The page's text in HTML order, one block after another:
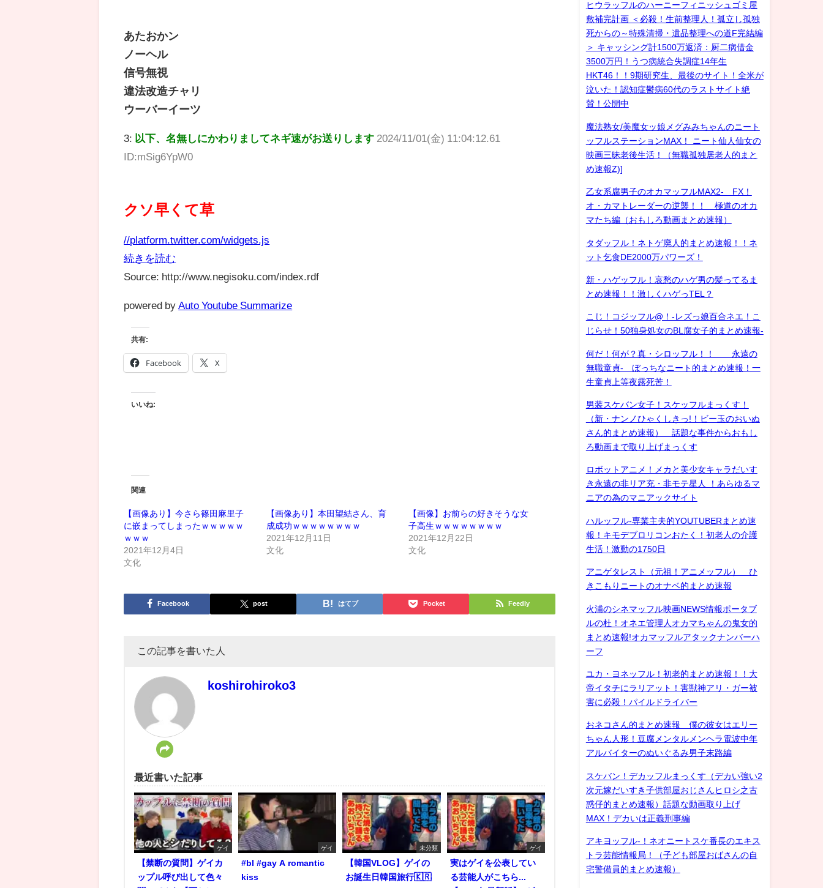
あたおかン
ノーヘル
信号無視
違法改造チャリ
ウーバーイーツ
3: 以下、名無しにかわりましてネギ速がお送りします 2024/11/01(金) 11:04:12.61
ID:mSig6YpW0
クソ早くて草
//platform.twitter.com/widgets.js
続きを読む
Source: http://www.negisoku.com/index.rdf
powered by Auto Youtube Summarize
共有:
Facebook X
いいね:
関連
【画像あり】今さら篠田麻里子
に嵌まってしまったｗｗｗｗｗ
ｗｗｗ
2021年12月4日
文化
【画像あり】本田望結さん、育
成成功ｗｗｗｗｗｗｗｗ
2021年12月11日
文化
【画像】お前らの好きそうな女
子高生ｗｗｗｗｗｗｗｗ
2021年12月22日
文化
Facebook post はてブ Pocket Feedly
この記事を書いた人
koshirohiroko3
最近書いた記事
ゲイ
【禁断の質問】ゲイカ
ップル呼び出して色々
ゲイ
#bl #gay A romantic
kiss
未分類
【韓国VLOG】ゲイの
お誕生日韓国旅行🇰🇷
ゲイ
実はゲイを公表してい
る芸能人がこちら...
ヒウラッフルのハーニーフィニッシュゴミ屋
敷補完計画 ＜必殺！生前整理人！孤立し孤独
死からの～特殊清掃・遺品整理への道F完結編
＞ キャッシング計1500万返済：厨二病借金
3500万円！うつ病統合失調症14年生
HKT46！！9期研究生、最後のサイト！全米が
泣いた！認知症鬱病60代のラストサイト絶
賛！公開中
魔法熟女/美魔女ッ娘メグみみちゃんのニート
ッフルステーションMAX！ ニート仙人仙女の
映画三昧老後生活！（無職孤独居老人的まと
め速報Z)]
乙女系腐男子のオカマッフルMAX2- FX！
オ・カマトレーダーの逆襲！！ 極道のオカ
マたち編（おもしろ動画まとめ速報）
タダッフル！ネトゲ廃人的まとめ速報！！ネ
ット乞食DE2000万パワーズ！
新・ハゲッフル！哀愁のハゲ男の髪ってるま
とめ速報！！激しくハゲっTEL？
こじ！コジッフル@！-レズっ娘百合ネエ！こ
じらせ！50独身処女のBL腐女子的まとめ速報-
何だ！何が？真・シロッフル！！ 永遠の
無職童貞- ぼっちなニート的まとめ速報！一
生童貞上等夜露死苦！
男装スケバン女子！スケッフルまっくす！
（新・ナンノひゃくしきっ!！ビー玉のおいぬ
さん的まとめ速報） 話題な事件からおもし
ろ動画まで取り上げまっくす
ロボットアニメ！メカと美少女キャラだいす
き永遠の非リア充・非モテ星人 ！あらゆるマ
ニアの為のマニアックサイト
ハルッフル-専業主夫的YOUTUBERまとめ速
報！キモデブロリコンおたく！初老人の介護
生活！激動の1750日
アニゲタレスト（元祖！アニメッフル） ひ
きこもりニートのオナベ的まとめ速報
火浦のシネマッフル映画NEWS情報ポータブ
ルの杜！オネエ管理人オカマちゃんの鬼女的
まとめ速報!オカマッフルアタックナンバーハ
ーフ
ユカ・ヨネッフル！初老的まとめ速報！！大
帝イタチにラリアット！害獣神アリ・ガー被
害に必殺！パイルドライバー
おネコさん的まとめ速報 僕の彼女はエリー
ちゃん人形！豆腐メンタルメンヘラ電波中年
アルバイターのぬいぐるみ男子末路編
スケバン！デカッフルまっくす（デカい強い2
次元嫁だいすき子供部屋おじさんヒロシ之古
惑仔的まとめ速報）話題な動画取り上げ
MAX！デカいは正義刑事編
アキヨッフル-！ネオニートスケ番長のエキス
トラ芸能情報局！（子ども部屋おばさんの自
宅警備員的まとめ速報）